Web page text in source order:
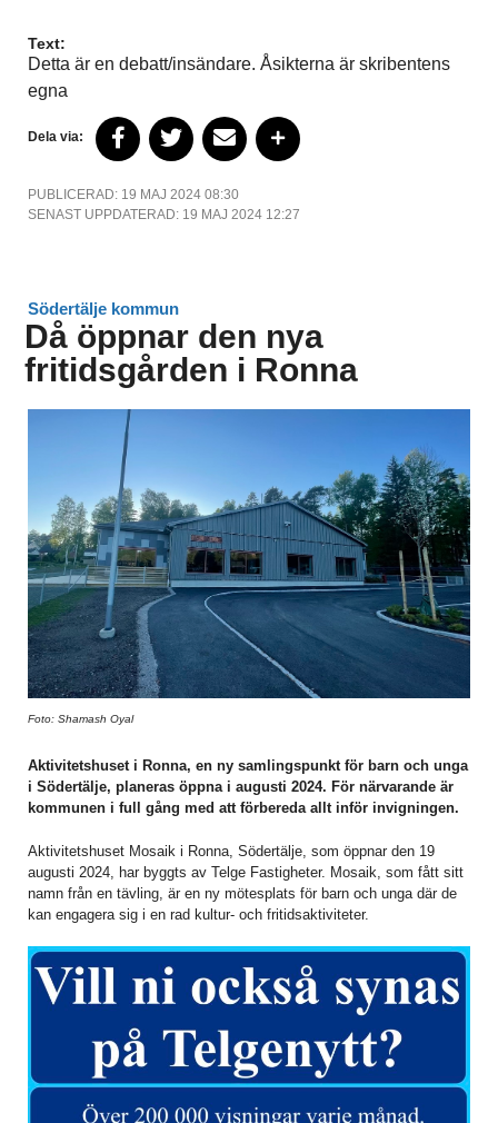
Text:
Detta är en debatt/insändare. Åsikterna är skribentens
egna
Dela via:
PUBLICERAD: 19 MAJ 2024 08:30
SENAST UPPDATERAD: 19 MAJ 2024 12:27
Södertälje kommun
Då öppnar den nya
fritidsgården i Ronna
Foto: Shamash Oyal
Aktivitetshuset i Ronna, en ny samlingspunkt för barn och unga
i Södertälje, planeras öppna i augusti 2024. För närvarande är
kommunen i full gång med att förbereda allt inför invigningen.
Aktivitetshuset Mosaik i Ronna, Södertälje, som öppnar den 19
augusti 2024, har byggts av Telge Fastigheter. Mosaik, som fått sitt
namn från en tävling, är en ny mötesplats för barn och unga där de
kan engagera sig i en rad kultur- och fritidsaktiviteter.